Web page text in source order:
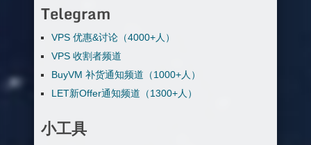
Telegram
VPS 优惠&讨论（4000+人）
VPS 收割者频道
BuyVM 补货通知频道（1000+人）
LET新Offer通知频道（1300+人）
小工具